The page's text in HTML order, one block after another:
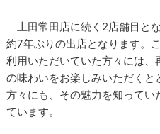
上田常田店に続く2店舗目と
約7年ぶりの出店となります。
利用いただいていた方々には
の味わいをお楽しみいただくと
方々にも、その魅力を知ってい
ています。